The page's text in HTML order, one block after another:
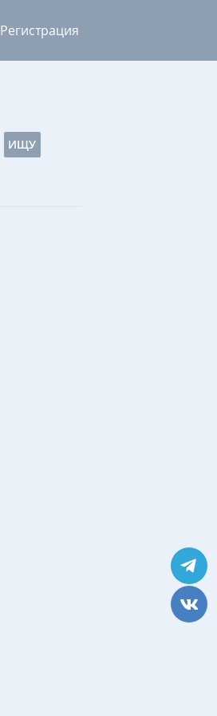
Регистрация
ИЩУ